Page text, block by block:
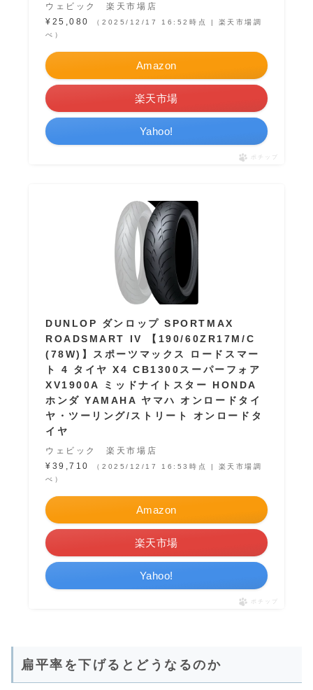
ウェビック 楽天市場店
¥25,080
（2025/12/17 16:52時点 | 楽天市場調
べ）
Amazon
楽天市場
Yahoo!
ポチップ
DUNLOP ダンロップ SPORTMAX
ROADSMART IV 【190/60ZR17M/C
(78W)】スポーツマックス ロードスマー
ト 4 タイヤ X4 CB1300スーパーフォア
XV1900A ミッドナイトスター HONDA
ホンダ YAMAHA ヤマハ オンロードタイ
ヤ・ツーリング/ストリート オンロードタ
イヤ
ウェビック 楽天市場店
¥39,710
（2025/12/17 16:53時点 | 楽天市場調
べ）
Amazon
楽天市場
Yahoo!
ポチップ
扁平率を下げるとどうなるのか